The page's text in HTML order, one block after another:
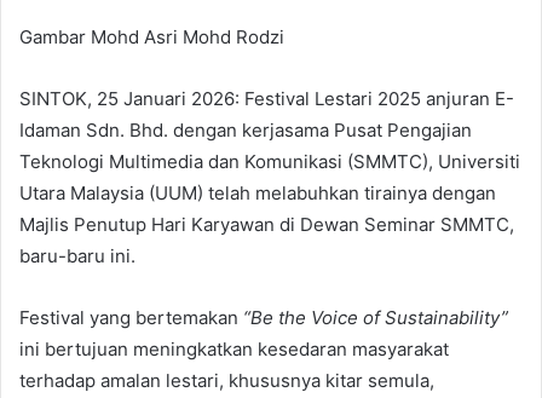
Gambar Mohd Asri Mohd Rodzi
SINTOK, 25 Januari 2026: Festival Lestari 2025 anjuran E-
Idaman Sdn. Bhd. dengan kerjasama Pusat Pengajian
Teknologi Multimedia dan Komunikasi (SMMTC), Universiti
Utara Malaysia (UUM) telah melabuhkan tirainya dengan
Majlis Penutup Hari Karyawan di Dewan Seminar SMMTC,
baru-baru ini.
Festival yang bertemakan “Be the Voice of Sustainability”
ini bertujuan meningkatkan kesedaran masyarakat
terhadap amalan lestari, khususnya kitar semula,